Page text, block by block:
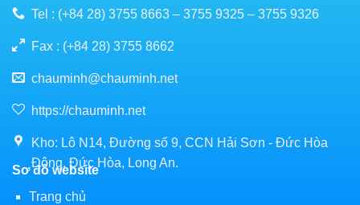
Tel : (+84 28) 3755 8663 – 3755 9325 – 3755 9326
Fax : (+84 28) 3755 8662
chauminh@chauminh.net
https://chauminh.net
Kho: Lô N14, Đường số 9, CCN Hải Sơn - Đức Hòa
Đông, Đức Hòa, Long An.
Sơ đồ website
Trang chủ